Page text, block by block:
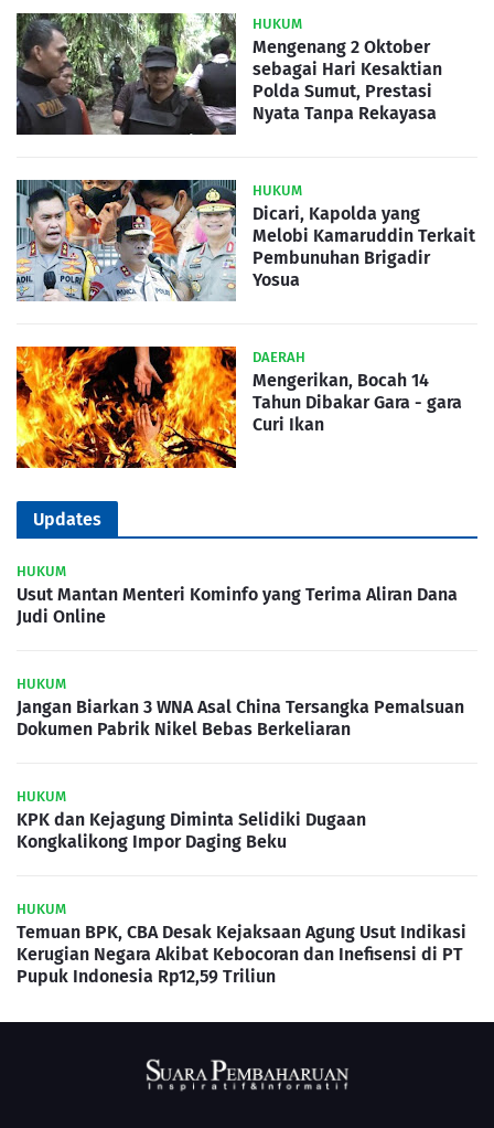
HUKUM
Mengenang 2 Oktober
sebagai Hari Kesaktian
Polda Sumut, Prestasi
Nyata Tanpa Rekayasa
HUKUM
Dicari, Kapolda yang
Melobi Kamaruddin Terkait
Pembunuhan Brigadir
Yosua
DAERAH
Mengerikan, Bocah 14
Tahun Dibakar Gara - gara
Curi Ikan
Updates
HUKUM
Usut Mantan Menteri Kominfo yang Terima Aliran Dana
Judi Online
HUKUM
Jangan Biarkan 3 WNA Asal China Tersangka Pemalsuan
Dokumen Pabrik Nikel Bebas Berkeliaran
HUKUM
KPK dan Kejagung Diminta Selidiki Dugaan
Kongkalikong Impor Daging Beku
HUKUM
Temuan BPK, CBA Desak Kejaksaan Agung Usut Indikasi
Kerugian Negara Akibat Kebocoran dan Inefisensi di PT
Pupuk Indonesia Rp12,59 Triliun